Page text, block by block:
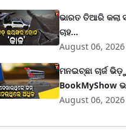
ଭାରତ ତିଆରି କଲା
ଚାହ...
August 06, 2026
ମନଇଚ୍ଛା ଚାର୍ଜ
BookMyShow
August 06, 2026